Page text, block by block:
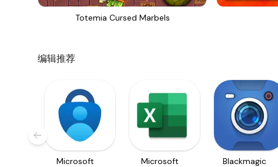
Totemia Cursed Marbels
编辑推荐
Microsoft
Microsoft
Blackmagic